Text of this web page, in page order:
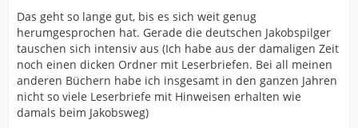
Das geht so lange gut, bis es sich weit genug
herumgesprochen hat. Gerade die deutschen Jakobspilger
tauschen sich intensiv aus (Ich habe aus der damaligen Zeit
noch einen dicken Ordner mit Leserbriefen. Bei all meinen
anderen Büchern habe ich insgesamt in den ganzen Jahren
nicht so viele Leserbriefe mit Hinweisen erhalten wie
damals beim Jakobsweg)